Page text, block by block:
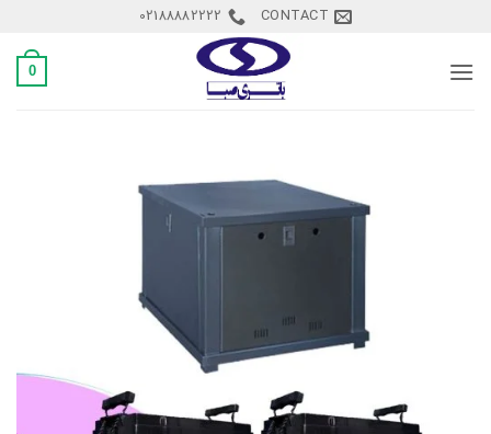
content
CONTACT
02188882222
0